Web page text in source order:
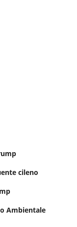
cileno
Ambientale